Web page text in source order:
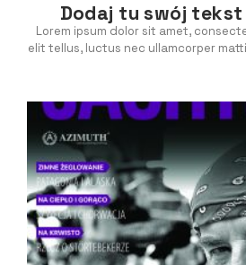
Dodaj tu swój tekst
Lorem ipsum dolor sit amet,
elit tellus, luctus nec ullamcorper